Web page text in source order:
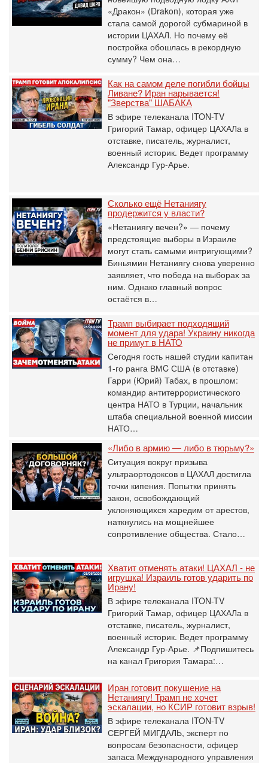
«Дракон» (Drakon), которая уже
стала самой дорогой субмариной в
истории ЦАХАЛ. Но почему её
постройка обошлась в рекордную
сумму? Чем она…
Как на самом деле погибли бойцы
Ливане? Иран нарывается!
"Зверства" ШАБАКА
В эфире телеканала ITON-TV
Григорий Тамар, офицер ЦАХАЛа в
отставке, писатель, журналист,
военный историк. Ведет программу
Александр Гур-Арье.
Сколько ещё Нетаниягу
продержится у власти?
«Нетаниягу вечен?» — почему
предстоящие выборы в Израиле
могут стать самыми интригующими?
Биньямин Нетаниягу снова уверенно
заявляет, что победа на выборах за
ним. Однако главный вопрос
остаётся в…
Трамп выбирает подходящий
момент для удара! Украину никогда
не примут в НАТО
Сегодня гость нашей студии капитан
1-го ранга ВМC США (в отставке)
Гарри (Юрий) Табах, в прошлом:
командир антитеррористического
центра НАТО в Турции, начальник
штаба специальной военной миссии
НАТО…
«Либо в армию — либо в тюрьму?»
Ситуация вокруг призыва
ультраортодоксов в ЦАХАЛ достигла
точки кипения. Попытки принять
закон, освобождающий
уклоняющихся харедим от арестов,
наткнулись на мощнейшее
сопротивление общества. Стало…
Хватит отменять атаки! ЦАХАЛ - не
игрушка! Израиль готов ударить по
Ирану!
В эфире телеканала ITON-TV
Григорий Тамар, офицер ЦАХАЛа в
отставке, писатель, журналист,
военный историк. Ведет программу
Александр Гур-Арье. 📌Подпишитесь
на канал Григория Тамара:…
Иран готовит покушение на
Нетаниягу! Трамп не хочет
эскалации, но КСИР готовит взрыв!
В эфире телеканала ITON-TV
СЕРГЕЙ МИГДАЛЬ, эксперт по
вопросам безопасности, офицер
запаса Международного управления